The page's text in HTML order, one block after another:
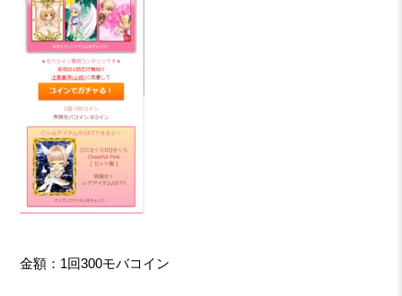
金額：1回300モバコイン